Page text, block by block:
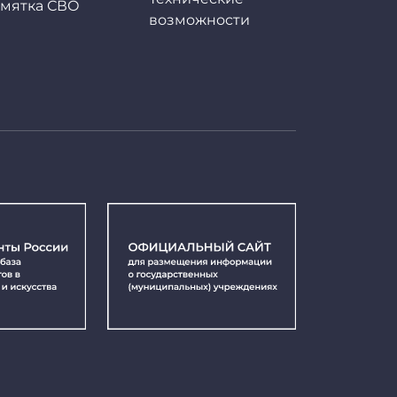
СВО
возможности